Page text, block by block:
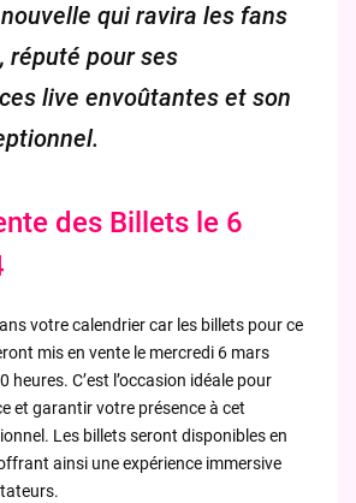
qui ravira les fans
réputé pour ses
live envoûtantes et son
des Billets le 6
votre calendrier car les billets pour ce
mis en vente le mercredi 6 mars
heures. C’est l’occasion idéale pour
et garantir votre présence à cet
Les billets seront disponibles en
ainsi une expérience immersive